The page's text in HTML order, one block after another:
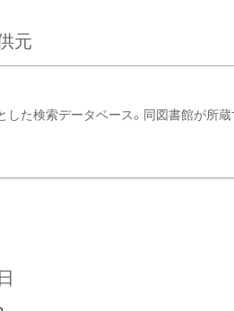
元
た検索データベース。同図書館が所蔵